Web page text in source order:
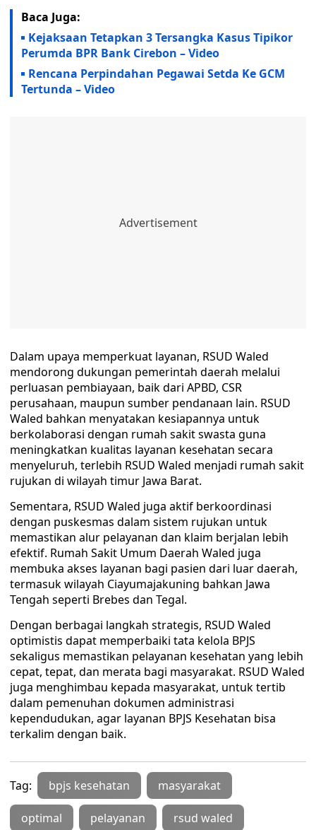
Baca Juga:
Kejaksaan Tetapkan 3 Tersangka Kasus Tipikor
Perumda BPR Bank Cirebon – Video
Rencana Perpindahan Pegawai Setda Ke GCM
Tertunda – Video
Dalam upaya memperkuat layanan, RSUD Waled
mendorong dukungan pemerintah daerah melalui
perluasan pembiayaan, baik dari APBD, CSR
perusahaan, maupun sumber pendanaan lain. RSUD
Waled bahkan menyatakan kesiapannya untuk
berkolaborasi dengan rumah sakit swasta guna
meningkatkan kualitas layanan kesehatan secara
menyeluruh, terlebih RSUD Waled menjadi rumah sakit
rujukan di wilayah timur Jawa Barat.
Sementara, RSUD Waled juga aktif berkoordinasi
dengan puskesmas dalam sistem rujukan untuk
memastikan alur pelayanan dan klaim berjalan lebih
efektif. Rumah Sakit Umum Daerah Waled juga
membuka akses layanan bagi pasien dari luar daerah,
termasuk wilayah Ciayumajakuning bahkan Jawa
Tengah seperti Brebes dan Tegal.
Dengan berbagai langkah strategis, RSUD Waled
optimistis dapat memperbaiki tata kelola BPJS
sekaligus memastikan pelayanan kesehatan yang lebih
cepat, tepat, dan merata bagi masyarakat. RSUD Waled
juga menghimbau kepada masyarakat, untuk tertib
dalam pemenuhan dokumen administrasi
kependudukan, agar layanan BPJS Kesehatan bisa
terkalim dengan baik.
Tag: bpjs kesehatan masyarakat
optimal pelayanan rsud waled